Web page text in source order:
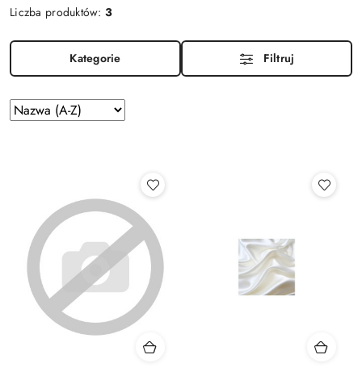
Liczba produktów:3
Kategorie Filtruj
Zastosowano
sortowanie:
Sortuj
według